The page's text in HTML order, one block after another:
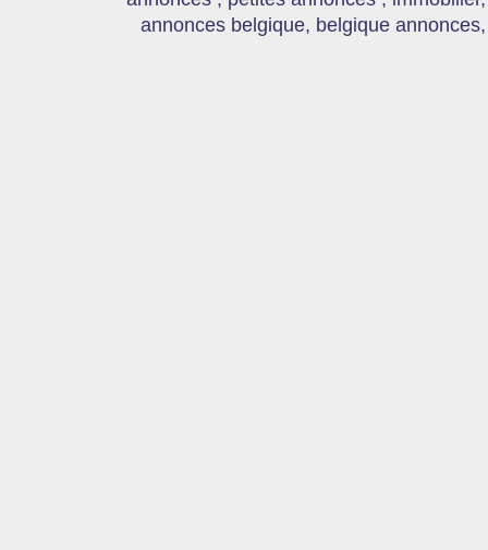
annonces belgique, belgique